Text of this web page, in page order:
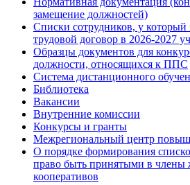
замещение должностей)
Списки сотрудников, у который
трудовой договор в 2026-2027
Образцы документов для
должности, относящихся к ППС
Система дистанционного
Библиотека
Вакансии
Внутренние комиссии
Конкурсы и гранты
Межрегиональный центр
О порядке формирования
право быть принятыми в
кооперативов